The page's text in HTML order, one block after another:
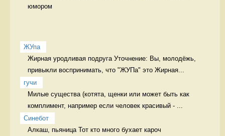
юмором
ЖУпа
Жирная уродливая подруга Уточнение: Вы, молодёжь,
привыкли воспринимать, что "ЖУПа" это Жирная...
гучи
Милые существа (котята, щенки или может быть как
комплимент, например если человек красивый - ...
Синебот
Алкаш, пьяница Тот кто много бухает кароч